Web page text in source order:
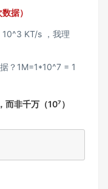
据）
KT/s ，我理
？1M=1*10^7 = 1
非千万（10⁷）